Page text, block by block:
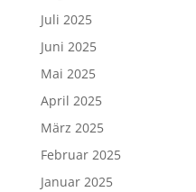
Juli 2025
Juni 2025
Mai 2025
April 2025
März 2025
Februar 2025
Januar 2025